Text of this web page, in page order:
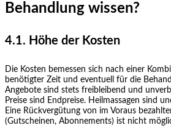
Behandlung wissen?
4.1. Höhe der Kosten
Die Kosten bemessen sich nach einer
benötigter Zeit und eventuell für die
Angebote sind stets freibleibend und
Preise sind Endpreise. Heilmassagen sind
Eine Rückvergütung von im Voraus
(Gutscheinen, Abonnements) ist nicht